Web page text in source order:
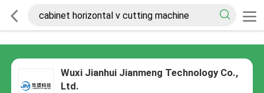
Wuxi Jianhui Jianmeng Technology Co.,
Ltd.